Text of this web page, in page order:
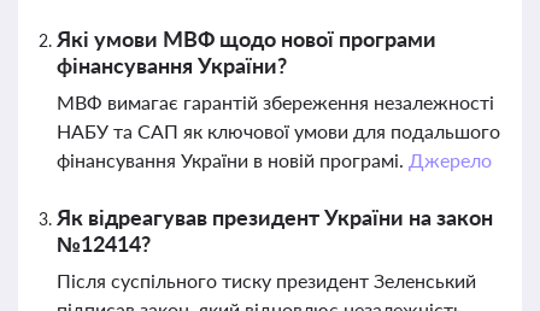
Які умови МВФ щодо нової програми
фінансування України?
МВФ вимагає гарантій збереження незалежності
НАБУ та САП як ключової умови для подальшого
фінансування України в новій програмі. Джерело
Як відреагував президент України на закон
№12414?
Після суспільного тиску президент Зеленський